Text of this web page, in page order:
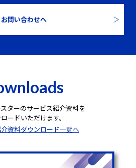
お問い合わせへ
ターのサービス紹介資料を
ードいただけます。
資料ダウンロード一覧へ